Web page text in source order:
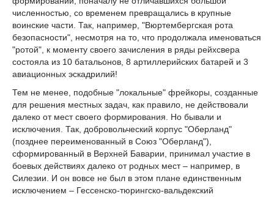
численностью, со временем превращались в крупные
воинские части. Так, например, "Вюртембергская рота
безопасности", несмотря на то, что продолжала именоваться
"ротой", к моменту своего зачисления в ряды рейхсвера
состояла из 10 батальонов, 8 артиллерийских батарей и 3
авиационных эскадрилий!
Тем не менее, подобные "локальные" фрейкоры, созданные
для решения местных задач, как правило, не действовали
далеко от мест своего формирования. Но бывали и
исключения. Так, добровольческий корпус "Оберланд"
(позднее переименованный в Союз "Оберланд"),
сформированный в Верхней Баварии, принимал участие в
боевых действиях далеко от родных мест – например, в
Силезии. И он вовсе не был в этом плане единственным
исключением – Гессенско-тюрингско-вальдекский